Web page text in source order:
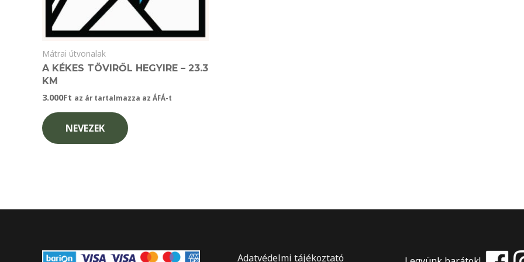
Mátrai útvonalak
A KÉKES TÖVIRŐL HEGYIRE – 23.3
KM
3.000Ft az ár tartalmazza az ÁFÁ-t
NEVEZEK
Adatvédelmi tájékoztató